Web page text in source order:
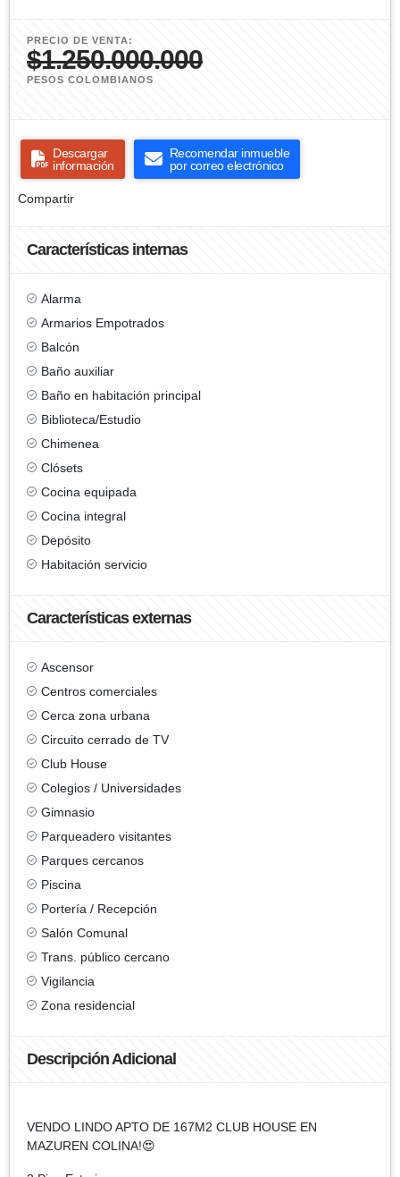
PRECIO DE VENTA:
$1.250.000.000
PESOS COLOMBIANOS
Descargar
información
Recomendar inmueble
por correo electrónico
Compartir
Características internas
Alarma
Armarios Empotrados
Balcón
Baño auxiliar
Baño en habitación principal
Biblioteca/Estudio
Chimenea
Clósets
Cocina equipada
Cocina integral
Depósito
Habitación servicio
Características externas
Ascensor
Centros comerciales
Cerca zona urbana
Circuito cerrado de TV
Club House
Colegios / Universidades
Gimnasio
Parqueadero visitantes
Parques cercanos
Piscina
Portería / Recepción
Salón Comunal
Trans. público cercano
Vigilancia
Zona residencial
Descripción Adicional
VENDO LINDO APTO DE 167M2 CLUB HOUSE EN
MAZUREN COLINA!😍